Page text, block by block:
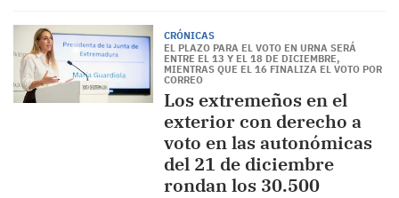
CRÓNICAS
EL PLAZO PARA EL VOTO EN URNA SERÁ
ENTRE EL 13 Y EL 18 DE DICIEMBRE,
MIENTRAS QUE EL 16 FINALIZA EL VOTO POR
CORREO
Los extremeños en el
exterior con derecho a
voto en las autonómicas
del 21 de diciembre
rondan los 30.500